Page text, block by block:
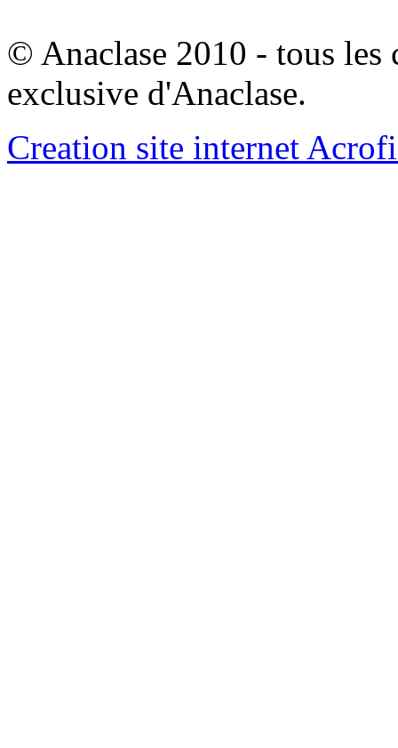
© Anaclase 2010 - tous les
exclusive d'Anaclase.
Creation site internet